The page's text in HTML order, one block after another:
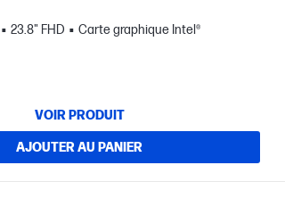
23.8" FHD Carte graphique Intel®
VOIR PRODUIT
AJOUTER AU PANIER